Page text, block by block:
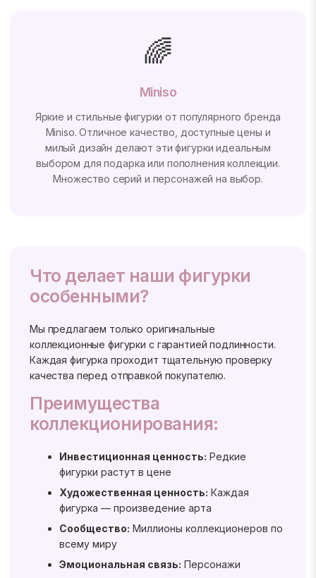
🌈
Miniso
Яркие и стильные фигурки от популярного бренда
Miniso. Отличное качество, доступные цены и
милый дизайн делают эти фигурки идеальным
выбором для подарка или пополнения коллекции.
Множество серий и персонажей на выбор.
Что делает наши фигурки
особенными?
Мы предлагаем только оригинальные
коллекционные фигурки с гарантией подлинности.
Каждая фигурка проходит тщательную проверку
качества перед отправкой покупателю.
Преимущества
коллекционирования:
Инвестиционная ценность: Редкие
фигурки растут в цене
Художественная ценность: Каждая
фигурка — произведение арта
Сообщество: Миллионы коллекционеров по
всему миру
Эмоциональная связь: Персонажи